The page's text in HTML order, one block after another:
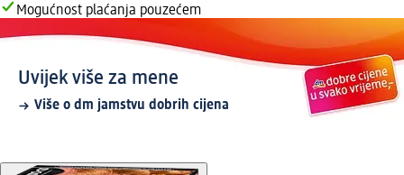
Mogućnost plaćanja pouzećem
Uvijek više za mene
Više o dm jamstvu dobrih cijena